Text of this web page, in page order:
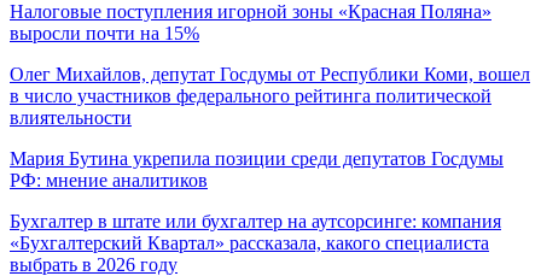
Налоговые поступления игорной зоны «Красная Поляна»
выросли почти на 15%
Олег Михайлов, депутат Госдумы от Республики Коми, вошел
в число участников федерального рейтинга политической
влиятельности
Мария Бутина укрепила позиции среди депутатов Госдумы
РФ: мнение аналитиков
Бухгалтер в штате или бухгалтер на аутсорсинге: компания
«Бухгалтерский Квартал» рассказала, какого специалиста
выбрать в 2026 году